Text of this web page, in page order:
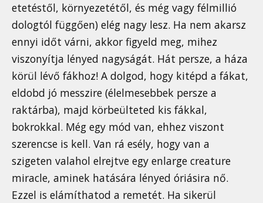
etetéstől, környezetétől, és még vagy félmillió
dologtól függően) elég nagy lesz. Ha nem akarsz
ennyi időt várni, akkor figyeld meg, mihez
viszonyítja lényed nagyságát. Hát persze, a háza
körül lévő fákhoz! A dolgod, hogy kitépd a fákat,
eldobd jó messzire (élelmesebbek persze a
raktárba), majd körbeülteted kis fákkal,
bokrokkal. Még egy mód van, ehhez viszont
szerencse is kell. Van rá esély, hogy van a
szigeten valahol elrejtve egy enlarge creature
miracle, aminek hatására lényed óriásira nő.
Ezzel is elámíthatod a remetét. Ha sikerül